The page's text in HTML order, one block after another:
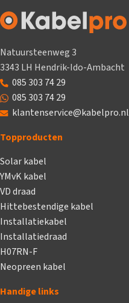
Natuursteenweg 3
3343 LH Hendrik-Ido-Ambacht
085 303 74 29
085 303 74 29
klantenservice@kabelpro.nl
Topproducten
Solar kabel
YMvK kabel
VD draad
Hittebestendige kabel
Installatiekabel
Installatiedraad
H07RN-F
Neopreen kabel
Handige links